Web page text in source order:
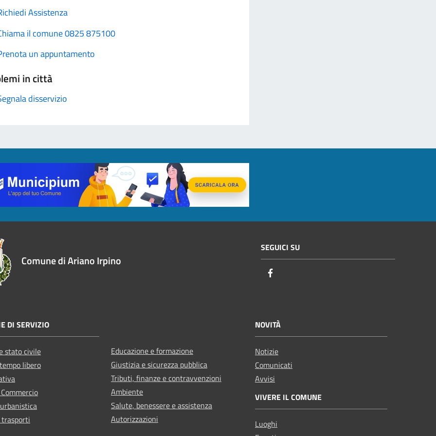
Assistenza
il comune 0825 875100
un appuntamento
in città
disservizio
Comune di Ariano Irpino
SEGUICI SU
DI SERVIZIO
stato civile
libero
Educazione e formazione
Giustizia e sicurezza pubblica
Tributi, finanze e contravvenzioni
Ambiente
Salute, benessere e assistenza
Autorizzazioni
NOVITÀ
Notizie
Comunicati
Avvisi
VIVERE IL COMUNE
Luoghi